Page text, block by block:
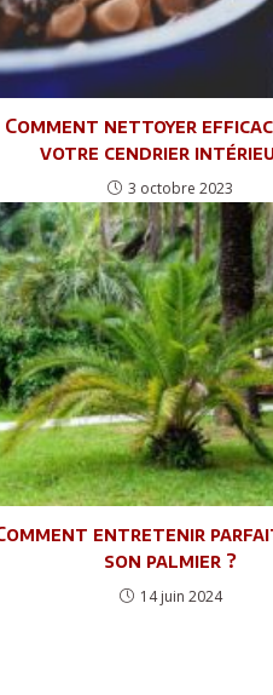
Comment nettoyer
votre cendrier
3 octobre 2023
entretenir
son palmier ?
14 juin 2024